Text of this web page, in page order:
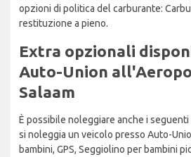
opzioni di politica del carburante:
restituzione a pieno.
Extra opzionali
Auto-Union
Salaam
È possibile noleggiare anche i
si noleggia un veicolo presso Auto-
bambini, GPS, Seggiolino per bambini